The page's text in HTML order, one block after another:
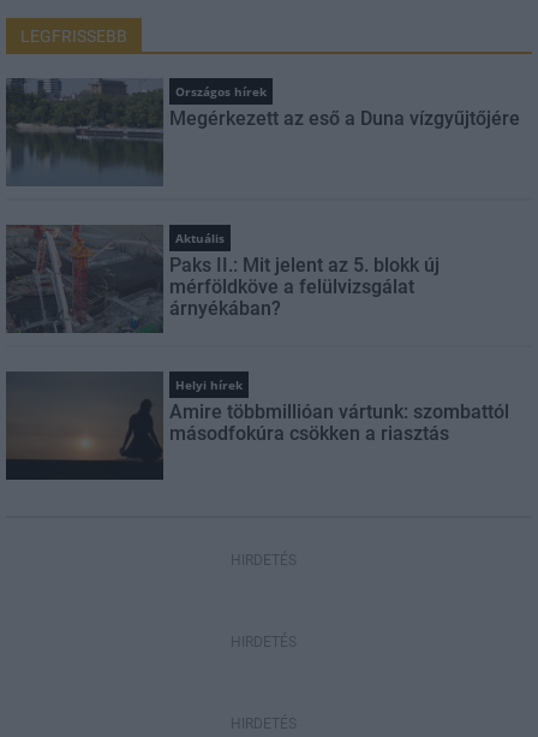
LEGFRISSEBB
Országos hírek
Megérkezett az eső a Duna vízgyűjtőjére
Aktuális
Paks II.: Mit jelent az 5. blokk új
mérföldköve a felülvizsgálat
árnyékában?
Helyi hírek
Amire többmillióan vártunk: szombattól
másodfokúra csökken a riasztás
HIRDETÉS
HIRDETÉS
HIRDETÉS